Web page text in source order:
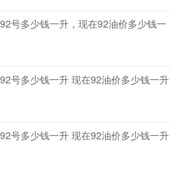
号多少钱一升，现在92油价多少钱一
号多少钱一升 现在92油价多少钱一升
号多少钱一升 现在92油价多少钱一升